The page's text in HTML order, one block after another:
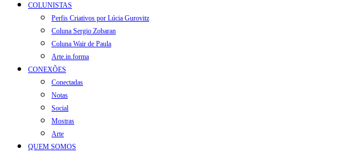
COLUNISTAS
Perfis Criativos por Lúcia Gurovitz
Coluna Sergio Zobaran
Coluna Wair de Paula
Arte.in.forma
CONEXÕES
Conectadas
Notas
Social
Mostras
Arte
QUEM SOMOS